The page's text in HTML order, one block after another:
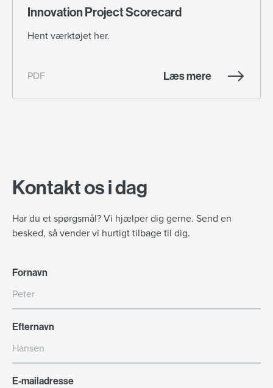
Innovation Project Scorecard
Hent værktøjet her.
PDF Læs mere
Kontakt os i dag
Har du et spørgsmål? Vi hjælper dig gerne. Send en
besked, så vender vi hurtigt tilbage til dig.
Fornavn
Efternavn
E-mailadresse